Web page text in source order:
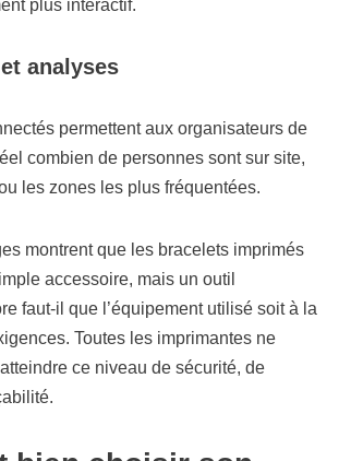
plus interactif.
analyses
permettent aux organisateurs de
combien de personnes sont sur site,
les zones les plus fréquentées.
montrent que les bracelets imprimés
accessoire, mais un outil
faut-il que l’équipement utilisé soit à la
Toutes les imprimantes ne
ce niveau de sécurité, de